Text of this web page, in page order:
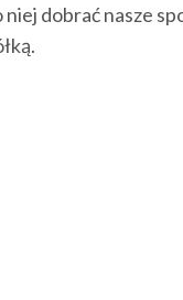
dobrać nasze